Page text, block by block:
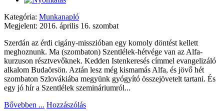
Kategória: Munkanapló
Megjelent: 2016. április 16. szombat
Szerdán az érdi cigány-misszióban egy komoly döntést kellett
meghoznunk. Ma (szombaton) Szentlélek-hétvége van az Alfa-
kurzuson résztvevőknek. Kedden Istenkeresés címmel evangelizáló
alkalom Budaörsön. Aztán lesz még kismamás Alfa, és jövő hét
szombaton Szlovákiába megyünk gyógyító összejövetelt tartani. És
egy jó hír a Szentlélek szemináriumról...
Bővebben ... Hozzászólás